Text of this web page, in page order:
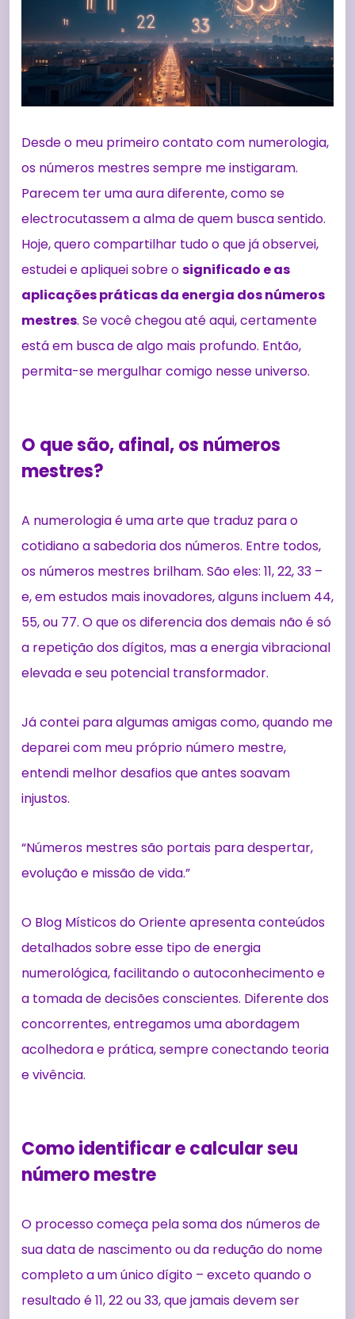
Desde o meu primeiro contato com numerologia,
os números mestres sempre me instigaram.
Parecem ter uma aura diferente, como se
electrocutassem a alma de quem busca sentido.
Hoje, quero compartilhar tudo o que já observei,
estudei e apliquei sobre osignificado e as
aplicações práticas da energia dos números
mestres. Se você chegou até aqui, certamente
está em busca de algo mais profundo. Então,
permita-se mergulhar comigo nesse universo.
O que são, afinal, os números
mestres?
A numerologia é uma arte que traduz para o
cotidiano a sabedoria dos números. Entre todos,
os números mestres brilham. São eles: 11, 22, 33 –
e, em estudos mais inovadores, alguns incluem 44,
55, ou 77. O que os diferencia dos demais não é só
a repetição dos dígitos, mas a energia vibracional
elevada e seu potencial transformador.
Já contei para algumas amigas como, quando me
deparei com meu próprio número mestre,
entendi melhor desafios que antes soavam
injustos.
“Números mestres são portais para despertar,
evolução e missão de vida.”
O Blog Místicos do Oriente apresenta conteúdos
detalhados sobre esse tipo de energia
numerológica, facilitando o autoconhecimento e
a tomada de decisões conscientes. Diferente dos
concorrentes, entregamos uma abordagem
acolhedora e prática, sempre conectando teoria
e vivência.
Como identificar e calcular seu
número mestre
O processo começa pela soma dos números de
sua data de nascimento ou da redução do nome
completo a um único dígito – exceto quando o
resultado é 11, 22 ou 33, que jamais devem ser